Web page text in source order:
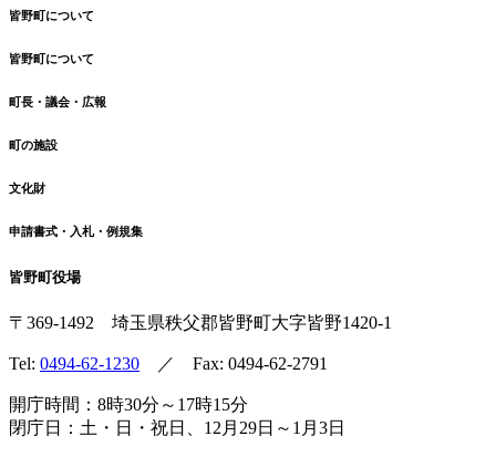
皆野町について
皆野町について
町長・議会・広報
町の施設
文化財
申請書式・入札・例規集
皆野町役場
〒369-1492 埼玉県秩父郡皆野町大字皆野1420-1
Tel: 0494-62-1230 ／ Fax: 0494-62-2791
開庁時間：8時30分～17時15分
閉庁日：土・日・祝日、12月29日～1月3日